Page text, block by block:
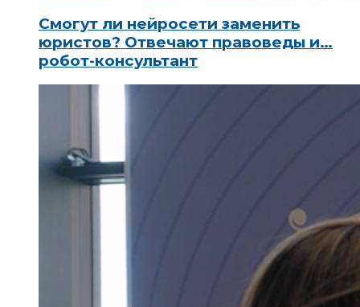
Смогут ли нейросети заменить
юристов? Отвечают правоведы и…
робот-консультант